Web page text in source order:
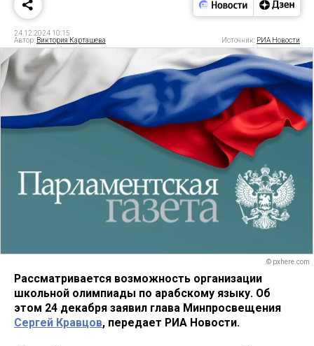
24.12.2024 10:15
Автор: Виктория Карташева Источник: РИА Новости
© pxhere.com
Рассматривается возможность организации
школьной олимпиады по арабскому языку. Об
этом 24 декабря заявил глава Минпросвещения
Сергей Кравцов, передает РИА Новости.